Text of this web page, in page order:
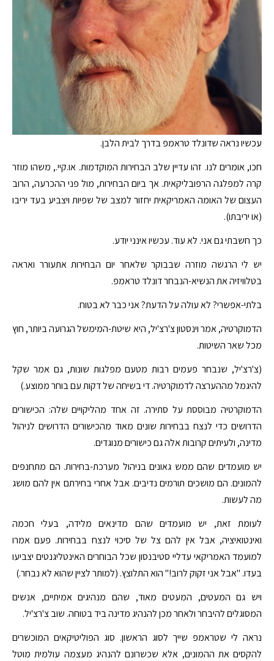
עכשיו נראה שדונלד טראמפ בדרך לבית הלבן.
חכו, אומרים לנו. זהו עדיין שלב הבחירות המוקדמות. או.קיי., משהו מוזר
קרה למפלגה הרפובליקאית. אך ביום הבחירות, מול פני ההכרעה, הרוב
העצום של האומה האמריקאית יחזור למצב של שפיות ויצביע בעד יריבו
(או יריבתו).
כך חשבתי גם אני. לא עוד. עכשיו אינני יודע.
יש לי הרגשה מוזרה שבבוקר שלאחר יום הבחירות אתעורר ואראה
בטלוויזיה את הנשיא-הנבחר דונלד טראמפ.
בלתי-אפשרי? לא עולה על הדעת? אני כבר לא בטוח.
הדמוקרטיה, אמר וינסטון צ'רצ'יל, היא שיטת-המימשל הגרועה ביותר, חוץ
מכל שאר השיטות.
(צ'רצ'יל, שנבחר פעמים רבות מטעם מפלגות שונות, גם אמר שקל
להיגמל מההערצה לדמוקרטיה. די בשיחה של דקות עם בוחר ממוצע.)
הדמוקרטיה מבוססת על סתירה. זה אחד מהליקויים שלה: הכישורים
הדרושים כדי לנצח בבחירות שונים מאוד מהכישורים הדרושים לניהול
מדינה, ולעיתים קרובות אלה גם כישורים מנוגדים.
יש מועמדים שהם ממש גאונים בניהול מערכת-בחירות. הם מתחנפים
להמונים. הם מושכים תורמים נדיבים. אבל אחרי בחירתם אין להם מושג
מה לעשות.
לעומת זאת, יש מועמדים שהם מדינאים מלידה, בעלי חכמה
ואינטואיציה, אבל אין להם צל של סיכוי לנצח בבחירות. פעם אמרו
למועמד האמריקאי עדליי סטיבנסון שכל הבוחרים האינטליגנטים יצביעו
בעדו. "אבל אני זקוק לרוב!" הוא התלוצץ. (למותר לציין שהוא לא נבחר.)
ויש גם המעטים, המעטים מאוד, שהם מנהיגים אמיתיים, אנשים
המסוגלים להיבחר ולאחר מכן להנהיג מדינה ביד בטוחה. שוב צ'רצ'יל.
נראה לי שטראמפ שייך לסוג הראשון. סוג הפוליטיקאים המוכשרים
להקסים את ההמונים, אלא שכשרונם להנהיג מעצמה עולמית מוטל